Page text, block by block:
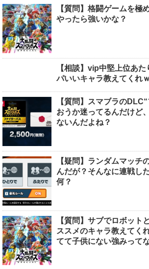
【質問】格闘ゲームを極
やったら強いかな？
【相談】vip中堅上位あ
パいいキャラ教えてくれ
【質問】スマブラの
おうか迷ってるんだけど
ないんだよね？
【疑問】ランダムマッチ
んだが？そんなに連戦し
何？
【質問】サブでロボット
ススメのキャラ教えてく
てて子供にない強みって